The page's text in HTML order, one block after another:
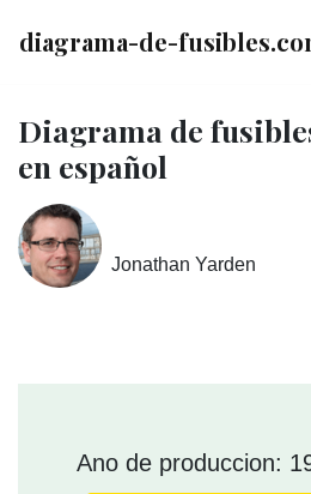
diagrama-de-
Diagrama de
en español
Jonathan Yarden
Ano de produccion: